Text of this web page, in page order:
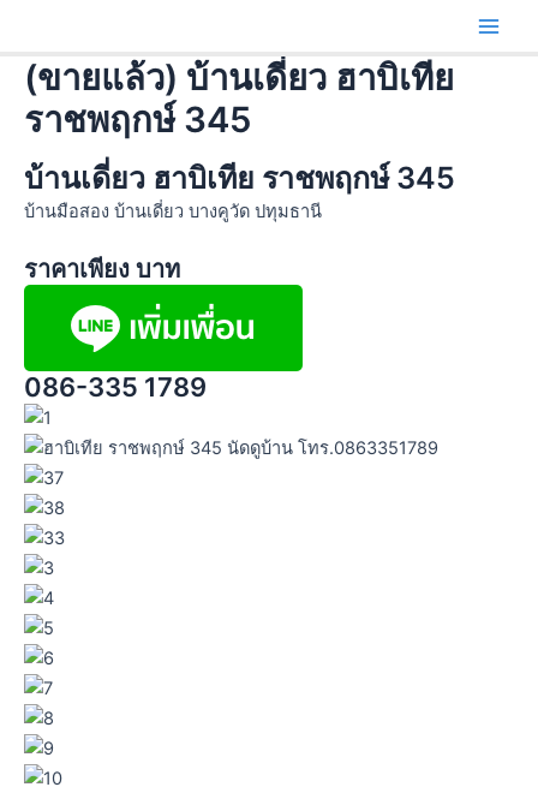
content
Main
(ขายแล้ว) บ้านเดี่ยว ฮาบิเทีย
ราชพฤกษ์ 345
บ้านเดี่ยว ฮาบิเทีย ราชพฤกษ์ 345
บ้านมือสอง บ้านเดี่ยว บางคูวัด ปทุมธานี
ราคาเพียง บาท
086-335 1789